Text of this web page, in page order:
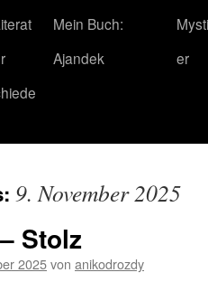
Mein Buch:
Ajandek
er
9. November 2025
Stolz
2025von anikodrozdy